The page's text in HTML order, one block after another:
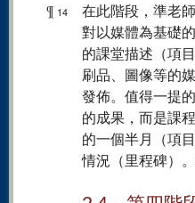
¶ 14
在此階段，準老
對以媒體為基礎
的課堂描述（項
刷品、圖像等的
發佈。值得一提
的成果，而是課
的一個半月（項
情況（里程碑）